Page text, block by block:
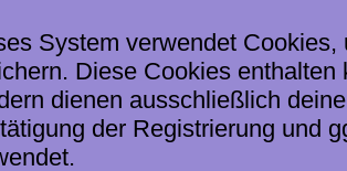
System verwendet
Diese Cookies
dienen ausschließlich
der Registrierung und